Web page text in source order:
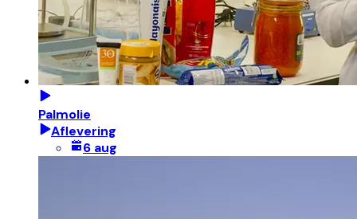
Palmolie
Aflevering
6 aug